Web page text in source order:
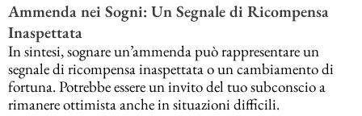
Ammenda nei Sogni: Un Segnale di Ricompensa
Inaspettata
In sintesi, sognare un’ammenda può rappresentare un
segnale di ricompensa inaspettata o un cambiamento di
fortuna. Potrebbe essere un invito del tuo subconscio a
rimanere ottimista anche in situazioni difficili.